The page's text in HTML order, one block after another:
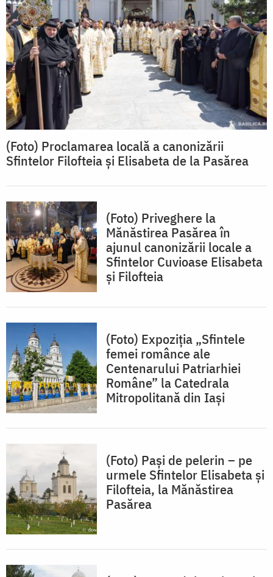
(Foto) Proclamarea locală a canonizării
Sfintelor Filofteia și Elisabeta de la Pasărea
(Foto) Priveghere la
Mănăstirea Pasărea în
ajunul canonizării locale a
Sfintelor Cuvioase Elisabeta
și Filofteia
(Foto) Expoziția „Sfintele
femei românce ale
Centenarului Patriarhiei
Române” la Catedrala
Mitropolitană din Iași
(Foto) Pași de pelerin – pe
urmele Sfintelor Elisabeta și
Filofteia, la Mănăstirea
Pasărea